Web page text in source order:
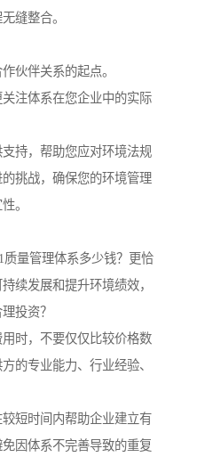
缝整合。
伙伴关系的起点。
注体系在您企业中的实际
持，帮助您应对环境法规
挑战，确保您的环境管理
。
质量管理体系多少钱？更恰
续发展和提升环境绩效，
投资？
时，不要仅仅比较价格数
的专业能力、行业经验、
短时间内帮助企业建立有
因体系不完善导致的重复